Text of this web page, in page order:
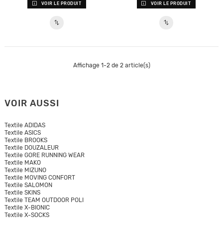
VOIR LE PRODUIT VOIR LE PRODUIT
Affichage 1-2 de 2 article(s)
VOIR AUSSI
Textile ADIDAS
Textile ASICS
Textile BROOKS
Textile DOUZALEUR
Textile GORE RUNNING WEAR
Textile MAKO
Textile MIZUNO
Textile MOVING CONFORT
Textile SALOMON
Textile SKINS
Textile TEAM OUTDOOR POLI
Textile X-BIONIC
Textile X-SOCKS